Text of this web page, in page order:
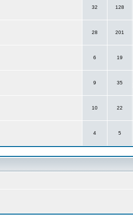
32 128
28 201
6 19
9 35
10 22
4 5